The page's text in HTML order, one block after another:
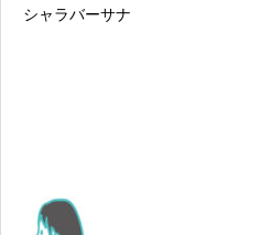
シャラバーサナ